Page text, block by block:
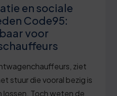
en sociale
Code95:
voor
ziet
stuur die vooral bezig is
lossen. Toch weten de